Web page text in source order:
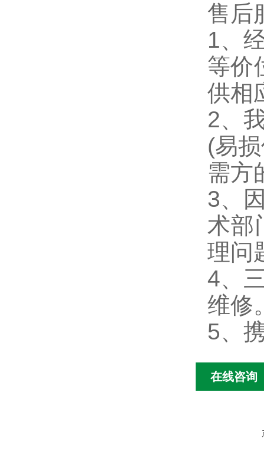
售后
1、
等价
供相
2、
(易
需方
3、
术部
理问
4、
维修
5、
在线咨询